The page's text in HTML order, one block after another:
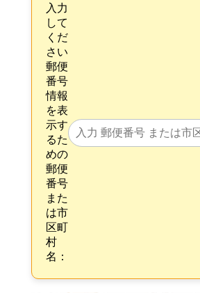
入力
して
くだ
さい
郵便
番号
情報
を表
示す
るた
めの
郵便
番号
また
は市
区町
村
名：